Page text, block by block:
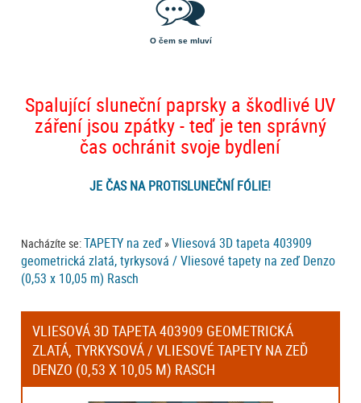
O čem se mluví
Spalující sluneční paprsky a škodlivé UV
záření jsou zpátky - teď je ten správný
čas ochránit svoje bydlení
JE ČAS NA PROTISLUNEČNÍ FÓLIE!
Nacházíte se:TAPETY na zeď »Vliesová 3D tapeta 403909
geometrická zlatá, tyrkysová / Vliesové tapety na zeď Denzo
(0,53 x 10,05 m) Rasch
VLIESOVÁ 3D TAPETA 403909 GEOMETRICKÁ
ZLATÁ, TYRKYSOVÁ / VLIESOVÉ TAPETY NA ZEĎ
DENZO (0,53 X 10,05 M) RASCH